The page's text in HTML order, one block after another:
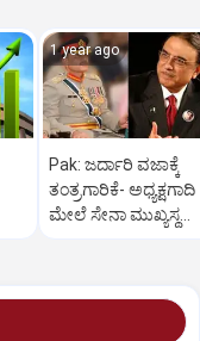
1 year ago
Pak: ಜರ್ದಾರಿ ವಜಾಕ್ಕೆ
ತಂತ್ರಗಾರಿಕೆ- ಅಧ್ಯಕ್ಷಗಾದಿ
ಮೇಲೆ ಸೇನಾ ಮುಖ್ಯಸ್ಥ